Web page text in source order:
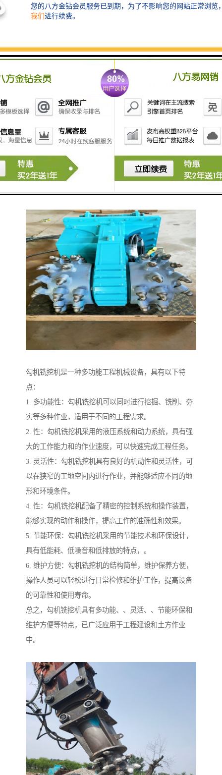
4. 多功能性：双鼓铣挖机可以用于不同类型的路面修复
5. 节能：双鼓铣挖机采用的动力系统和铣削技术，具有
较高的工作效率和节能性能，可以降低工程成本和能源
消耗。
6. 操作简便：双鼓铣挖机的操作相对简单，操作人员只
需进行基本的操作和调整，即可完成铣削工作，降低了
操作难度和技术要求。
总的来说，双鼓铣挖机具有、、多功能等特点，是进行
路面修复和建设的重要设备。
勾机铣挖机是一种多功能工程机械设备，具有以下特
点：
1. 多功能性：勾机铣挖机可以同时进行挖掘、铣削、夯
实等多种作业，适用于不同的工程需求。
2. 性：勾机铣挖机采用的液压系统和动力系统，具有强
大的工作能力和的作业速度，可以快速完成工程任务。
3. 灵活性：勾机铣挖机具有良好的机动性和灵活性，可
以在狭窄的工地空间内进行作业，并能够适应不同的地
形和环境条件。
4. 性：勾机铣挖机配备了精密的控制系统和操作装置，
能够实现的动作和操作，提高工作的准确性和效果。
5. 节能环保：勾机铣挖机采用的节能技术和环保设计，
具有低能耗、低噪音和低排放的特点，。
6. 维护方便：勾机铣挖机的结构简单，维护保养方便，
操作人员可以轻松进行日常检修和维护工作，提高设备
的可靠性和使用寿命。
总之，勾机铣挖机具有多功能、、灵活、、节能环保和
维护方便等特点，已广泛应用于工程建设和土方作业
中。